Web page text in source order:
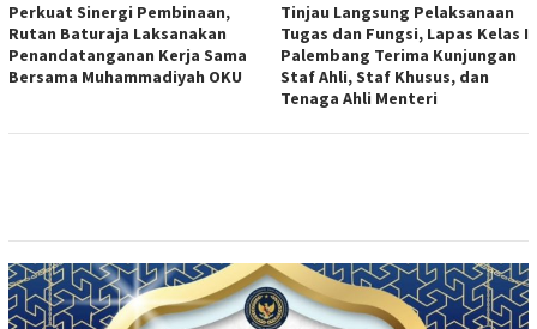
Perkuat Sinergi Pembinaan,
Rutan Baturaja Laksanakan
Penandatanganan Kerja Sama
Bersama Muhammadiyah OKU
Tinjau Langsung Pelaksanaan
Tugas dan Fungsi, Lapas Kelas I
Palembang Terima Kunjungan
Staf Ahli, Staf Khusus, dan
Tenaga Ahli Menteri